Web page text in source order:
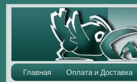
Главная Оплата и Доставка